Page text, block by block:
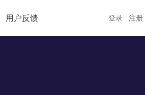
登录 注册
用户反馈